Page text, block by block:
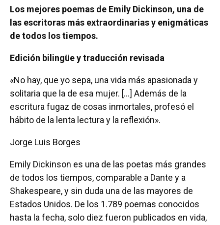
Los mejores poemas de Emily Dickinson, una de
las escritoras más extraordinarias y enigmáticas
de todos los tiempos.
Edición bilingüe y traducción revisada
«No hay, que yo sepa, una vida más apasionada y
solitaria que la de esa mujer. […] Además de la
escritura fugaz de cosas inmortales, profesó el
hábito de la lenta lectura y la reflexión».
Jorge Luis Borges
Emily Dickinson es una de las poetas más grandes
de todos los tiempos, comparable a Dante y a
Shakespeare, y sin duda una de las mayores de
Estados Unidos. De los 1.789 poemas conocidos
hasta la fecha, solo diez fueron publicados en vida,